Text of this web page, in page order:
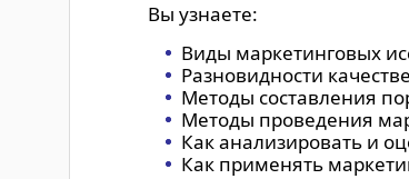
Вы узнаете:
Виды маркетинговых
Разновидности
Методы составления
Методы проведения
Как анализировать и
Как применять